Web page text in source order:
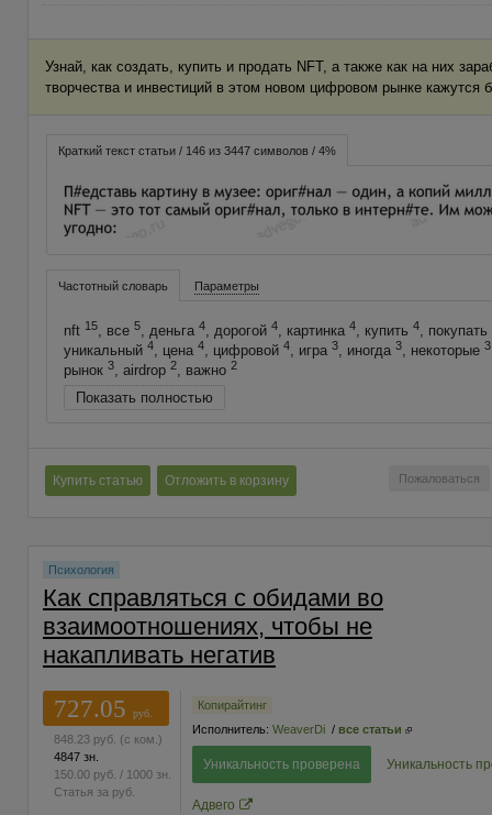
Узнай, как создать, купить и продать NFT, а также как на них
творчества и инвестиций в этом новом цифровом рынке кажутся
Краткий текст статьи / 146 из 3447 символов / 4%
Частотный словарь Параметры
nft 15, все 5, деньга 4, дорогой 4, картинка 4, купить 4, покупать
уникальный 4, цена 4, цифровой 4, игра 3, иногда 3, некоторые 3
рынок 3, airdrop 2, важно 2
Показать полностью
Пожаловаться
Купить статью Отложить в корзину
Психология
Как справляться с обидами во
взаимоотношениях, чтобы не
накапливать негатив
727.05
руб.
848.23 руб. (с ком.)
4847 зн.
150.00 руб. / 1000 зн.
Статья за руб.
Копирайтинг
Исполнитель: WeaverDi / все статьи
Уникальность проверена Уникальность
Адвего